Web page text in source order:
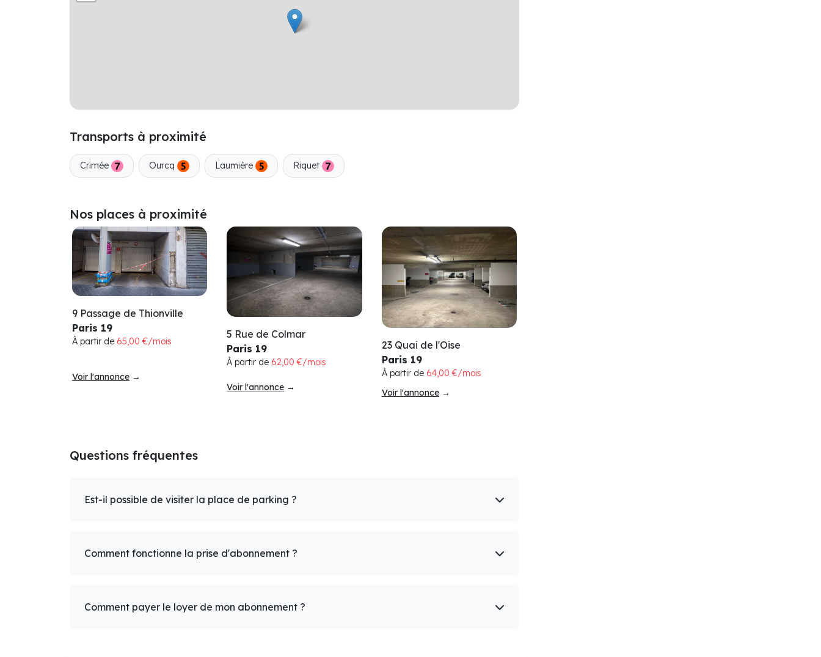
Transports à proximité
Crimée Ourcq Laumière Riquet
Nos places à proximité
9 Passage de Thionville
Paris 19
À partir de 65,00 €/mois
Voir l'annonce →
5 Rue de Colmar
Paris 19
À partir de 62,00 €/mois
Voir l'annonce →
23 Quai de l'Oise
Paris 19
À partir de 64,00 €/mois
Voir l'annonce→
Questions fréquentes
Est-il possible de visiter la place de parking ?
Comment fonctionne la prise d'abonnement ?
Comment payer le loyer de mon abonnement ?